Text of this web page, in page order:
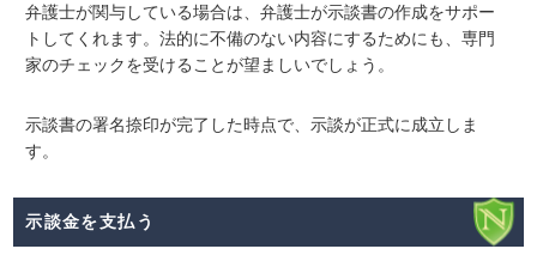
弁護士が関与している場合は、弁護士が示談書の作成をサポー
トしてくれます。法的に不備のない内容にするためにも、専門
家のチェックを受けることが望ましいでしょう。
示談書の署名捺印が完了した時点で、示談が正式に成立しま
す。
示談金を支払う